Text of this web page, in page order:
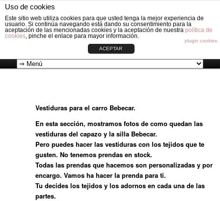
Uso de cookies
Este sitio web utiliza cookies para que usted tenga la mejor experiencia de
usuario. Si continúa navegando está dando su consentimiento para la
aceptación de las mencionadas cookies y la aceptación de nuestra política de
cookies, pinche el enlace para mayor información.
plugin cookies
ACEPTAR
VESTIDURAS ORIGINAL CIRCLE
Fabricación de vestiduras para carros de Bebé: Fundas, Sacos, Capotas,
Capazos, Sombrillas, Bolsos y Grupos cero.
Ir
contenido
principal
Vestiduras para el carro Bebecar.
En esta sección, mostramos fotos de como quedan las
vestiduras del capazo y la silla Bebecar.
Pero puedes hacer las vestiduras con los tejidos que te
gusten. No tenemos prendas en stock.
Todas las prendas que hacemos son personalizadas y por
encargo. Vamos ha hacer la prenda para ti.
Tu decides los tejidos y los adornos en cada una de las
partes.